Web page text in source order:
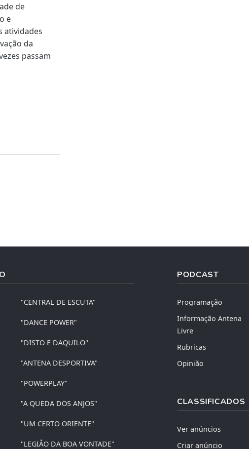
de
e
atividades
da
passam
"CENTRAL DE ESCUTA"
"DANCE POWER"
"DISTO E DAQUILO"
"ANTENA DESPORTIVA"
"POWERPLAY"
"A QUEDA DOS ANJOS"
"UM CERTO ORIENTE"
"LEGIÃO DA BOA VONTADE"
PODCAST
Programação
Informação Antena
Livre
Rubricas
Opinião
CLASSIFICADOS
Ver anúncios
Criar anúncio